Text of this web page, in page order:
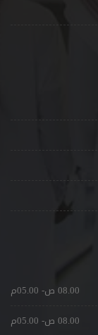
08.00 ص- 05.00م
08.00 ص- 05.00م